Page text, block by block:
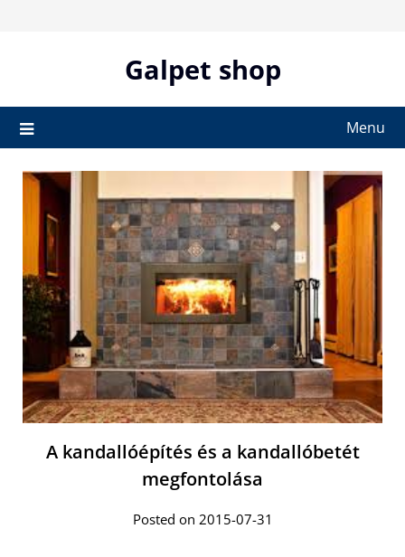
Galpet shop
Menu
A kandallóépítés és a kandallóbetét
megfontolása
Posted on 2015-07-31